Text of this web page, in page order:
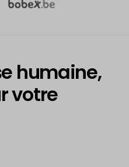
humaine,
votre